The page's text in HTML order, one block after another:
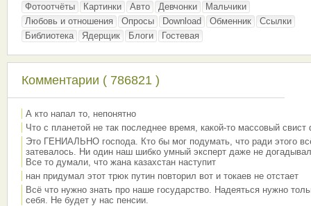
Фотоотчёты
Картинки Авто Девчонки
Мальчики
Любовь и отношения
Опросы Download Обменник
Ссылки
Библиотека
Ядерщик Блоги Гостевая
Комментарии ( 786821 )
А кто напал то, непонятно
Что с планетой не так последнее время, какой-то массовый свист
Это ГЕНИАЛЬНО господа. Кто бы мог подумать, что ради этого
затевалось. Ни один наш шибко умный эксперт даже не
Все то думали, что жана казахстан наступит
нан придумал этот трюк путин повторил вот и токаев не отстает
Всё что нужно знать про наше государство. Надеяться нужно
себя. Не будет у нас пенсии.